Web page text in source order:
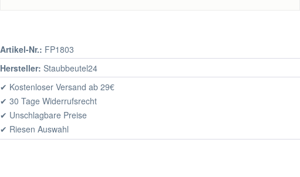
Artikel-Nr.: FP1803
Hersteller: Staubbeutel24
✔ Kostenloser Versand ab 29€
✔ 30 Tage Widerrufsrecht
✔ Unschlagbare Preise
✔ Riesen Auswahl